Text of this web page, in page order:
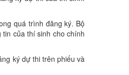
quá trình đăng ký. Bộ
của thí sinh cho chính
ký dự thi trên phiếu và